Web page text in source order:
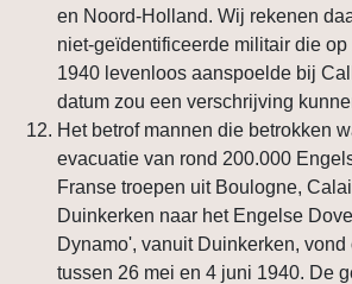
en Noord-Holland. Wij rekenen
niet-geïdentificeerde militair die op
1940 levenloos aanspoelde bij
datum zou een verschrijving
Het betrof mannen die betrokken
evacuatie van rond 200.000
Franse troepen uit Boulogne,
Duinkerken naar het Engelse
Dynamo', vanuit Duinkerken,
tussen 26 mei en 4 juni 1940. De